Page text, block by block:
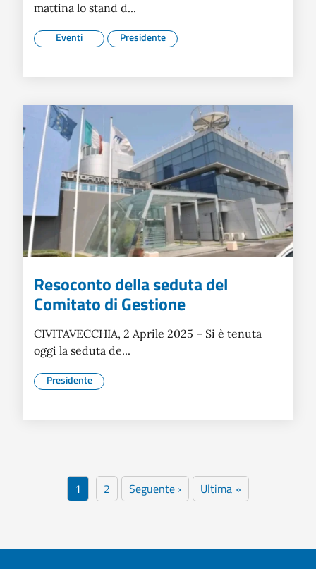
mattina lo stand d...
Eventi Presidente
Resoconto della seduta del
Comitato di Gestione
CIVITAVECCHIA, 2 Aprile 2025 – Si è tenuta
oggi la seduta de...
Presidente
Paginazione
Pagina
1 Pagina
2 Pagina successiva
Seguente › Ultima pagina
Ultima »